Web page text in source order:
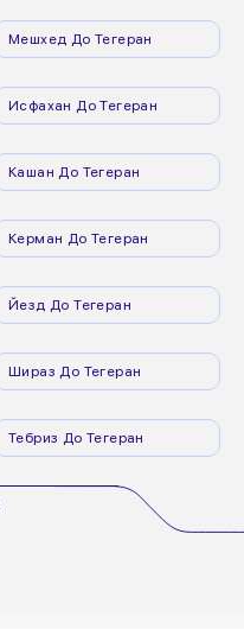
Мешхед До Тегеран
Исфахан До Тегеран
Кашан До Тегеран
Керман До Тегеран
Йезд До Тегеран
Шираз До Тегеран
Тебриз До Тегеран